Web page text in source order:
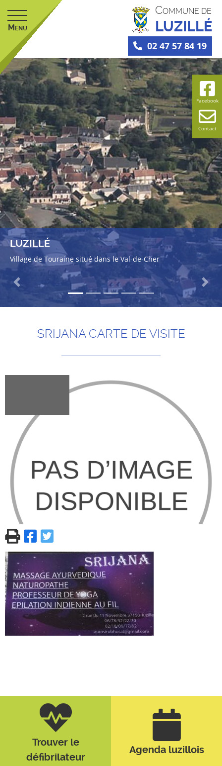
Facebook
Contact
M ENU
COMMUNE DE
LUZILLÉ
02 47 57 84 19
LUZILLÉ
Village de Touraine situé dans le Val-de-Cher
Previous Next
SRIJANA CARTE DE VISITE
Trouver le
défibrilateur
Agenda luzillois